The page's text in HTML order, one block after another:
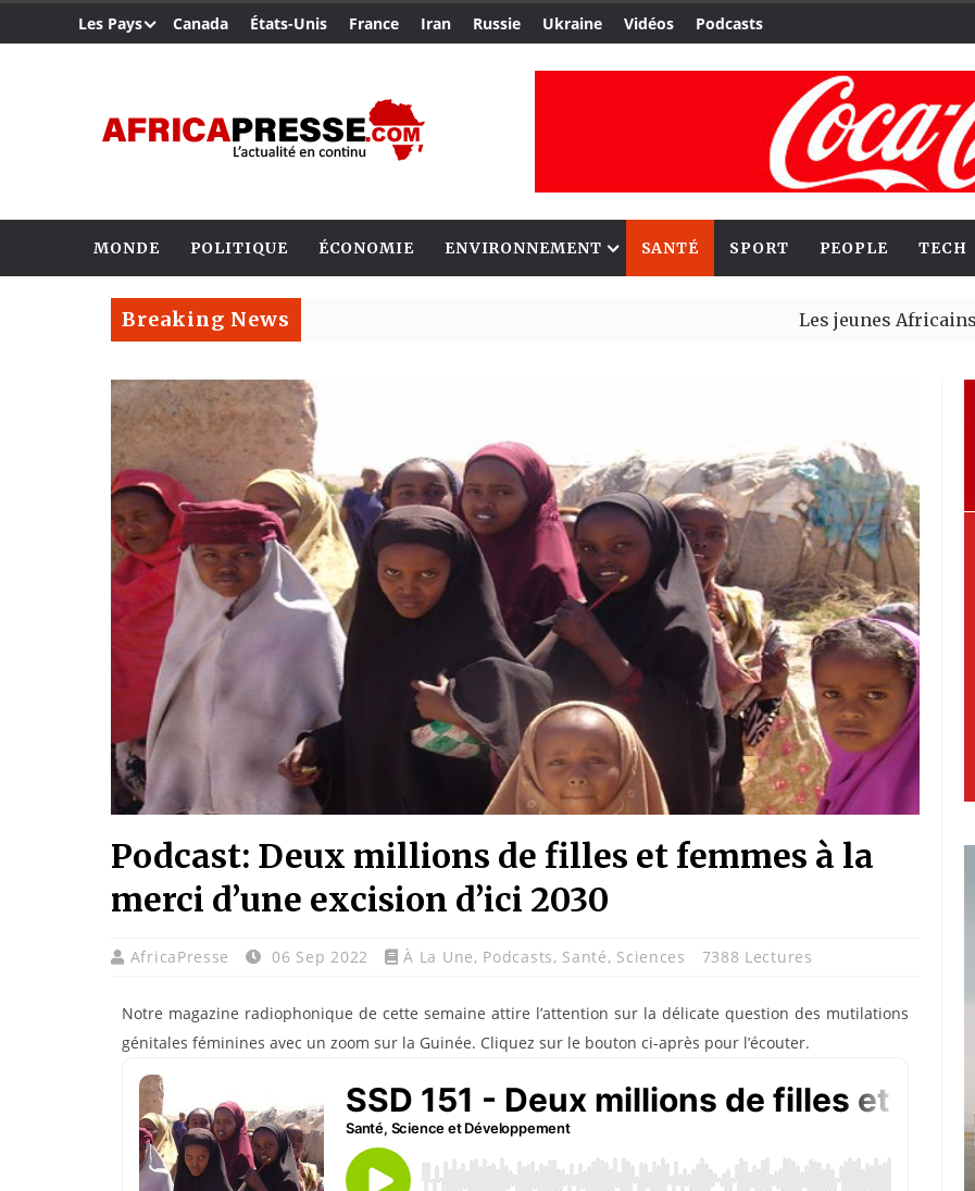
Les Pays Canada États-Unis France Iran Russie Ukraine Vidéos Podcasts
MONDE POLITIQUE ÉCONOMIE ENVIRONNEMENT SANTÉ SPORT PEOPLE TECH
Breaking News Les jeunes Africains
Podcast: Deux millions de filles et femmes à la
merci d’une excision d’ici 2030
AfricaPresse 06 Sep 2022 À La Une, Podcasts, Santé, Sciences 7388 Lectures
Notre magazine radiophonique de cette semaine attire l’attention sur la délicate question des mutilations
génitales féminines avec un zoom sur la Guinée. Cliquez sur le bouton ci-après pour l’écouter.